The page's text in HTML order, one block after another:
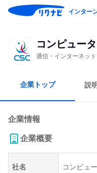
インター
コンピュー
通信・インターネッ
企業トップ 説
企業情報
企業概要
社名 コンピュ